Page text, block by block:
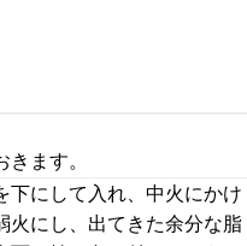
ます。
下にして入れ、中火にかけ
火にし、出てきた余分な脂